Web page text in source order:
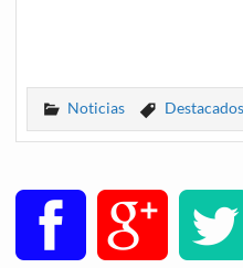
Noticias Destacados